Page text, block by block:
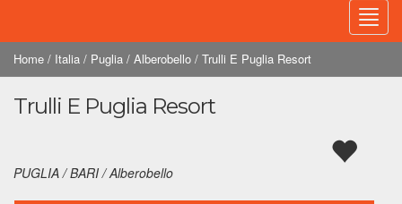
Home / Italia / Puglia / Alberobello / Trulli E Puglia Resort
Trulli E Puglia Resort
PUGLIA / BARI / Alberobello